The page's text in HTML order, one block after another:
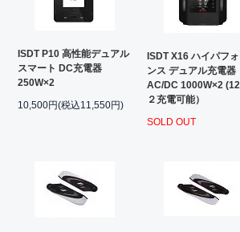
ISDT P10 高性能デュアル
スマート DC充電器
250W×2
10,500円(税込11,550円)
ISDT X16 ハイパフ
ンス デュアル充電器
AC/DC 1000W×2
２充電可能）
SOLD OUT